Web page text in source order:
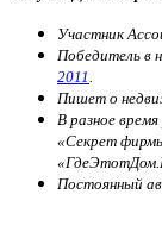
Участник
Победитель в
2011
Пишет о
В разное
«Секрет
Постоянный